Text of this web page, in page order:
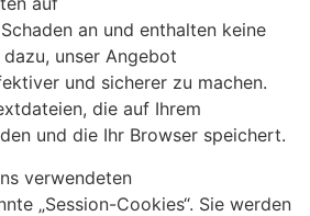
an und enthalten keine
unser Angebot
und sicherer zu machen.
die auf Ihrem
und die Ihr Browser speichert.
verwendeten
„Session-Cookies“. Sie werden